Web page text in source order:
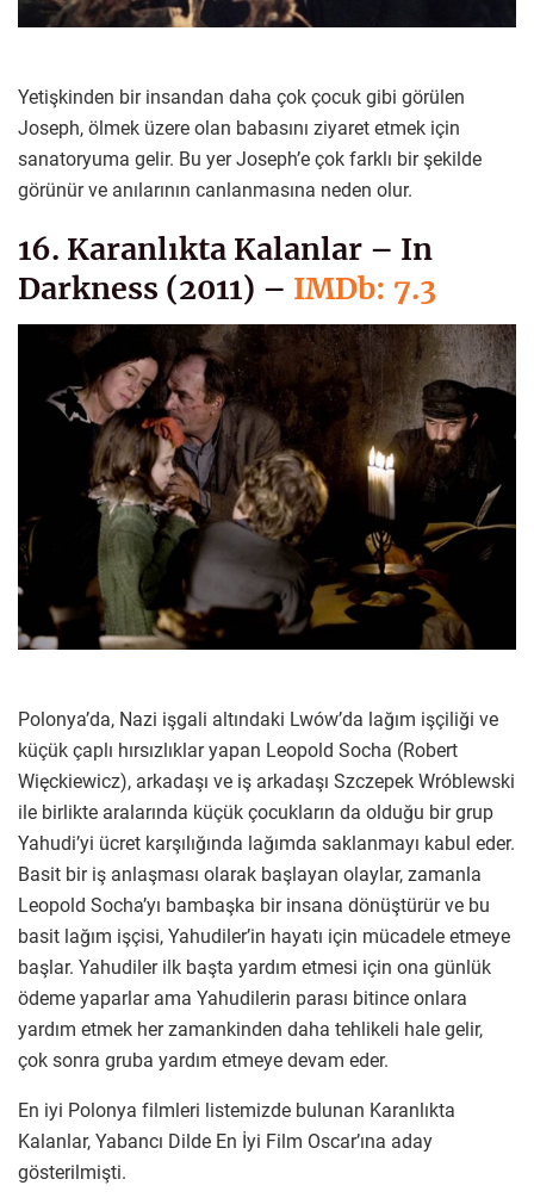
Yetişkinden bir insandan daha çok çocuk gibi görülen
Joseph, ölmek üzere olan babasını ziyaret etmek için
sanatoryuma gelir. Bu yer Joseph’e çok farklı bir şekilde
görünür ve anılarının canlanmasına neden olur.
16. Karanlıkta Kalanlar – In
Darkness (2011) – IMDb: 7.3
Polonya’da, Nazi işgali altındaki Lwów’da lağım işçiliği ve
küçük çaplı hırsızlıklar yapan Leopold Socha (Robert
Więckiewicz), arkadaşı ve iş arkadaşı Szczepek Wróblewski
ile birlikte aralarında küçük çocukların da olduğu bir grup
Yahudi’yi ücret karşılığında lağımda saklanmayı kabul eder.
Basit bir iş anlaşması olarak başlayan olaylar, zamanla
Leopold Socha’yı bambaşka bir insana dönüştürür ve bu
basit lağım işçisi, Yahudiler’in hayatı için mücadele etmeye
başlar. Yahudiler ilk başta yardım etmesi için ona günlük
ödeme yaparlar ama Yahudilerin parası bitince onlara
yardım etmek her zamankinden daha tehlikeli hale gelir,
çok sonra gruba yardım etmeye devam eder.
En iyi Polonya filmleri listemizde bulunan Karanlıkta
Kalanlar, Yabancı Dilde En İyi Film Oscar’ına aday
gösterilmişti.